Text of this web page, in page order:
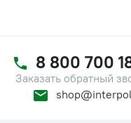
8 800 700
Заказать обратный